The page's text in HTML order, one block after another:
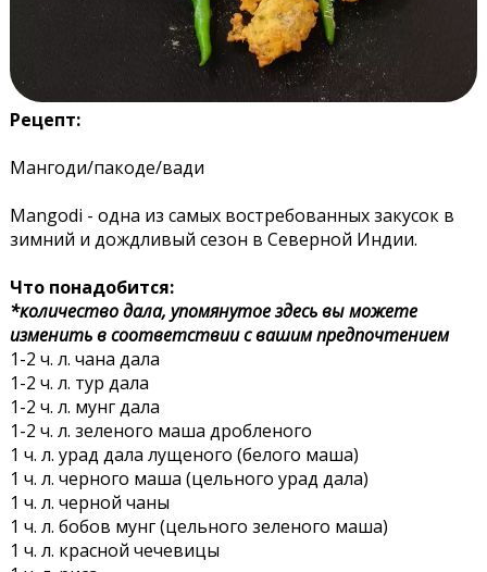
Рецепт:
Мангоди/пакоде/вади
Mangodi - одна из самых востребованных закусок в
зимний и дождливый сезон в Северной Индии.
Что понадобится:
*количество дала, упомянутое здесь вы можете
изменить в соответствии с вашим предпочтением
1-2 ч. л. чана дала
1-2 ч. л. тур дала
1-2 ч. л. мунг дала
1-2 ч. л. зеленого маша дробленого
1 ч. л. урад дала лущеного (белого маша)
1 ч. л. черного маша (цельного урад дала)
1 ч. л. черной чаны
1 ч. л. бобов мунг (цельного зеленого маша)
1 ч. л. красной чечевицы